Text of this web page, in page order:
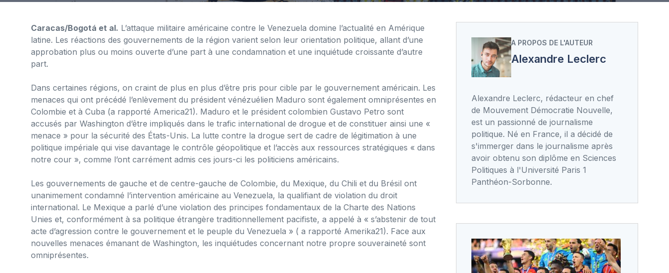
Caracas/Bogotá et al. L’attaque militaire américaine contre le Venezuela domine l’actualité en Amérique
latine. Les réactions des gouvernements de la région varient selon leur orientation politique, allant d’une
approbation plus ou moins ouverte d’une part à une condamnation et une inquiétude croissante d’autre
part.
Dans certaines régions, on craint de plus en plus d’être pris pour cible par le gouvernement américain. Les
menaces qui ont précédé l’enlèvement du président vénézuélien Maduro sont également omniprésentes en
Colombie et à Cuba (a rapporté America21). Maduro et le président colombien Gustavo Petro sont
accusés par Washington d’être impliqués dans le trafic international de drogue et de constituer ainsi une «
menace » pour la sécurité des États-Unis. La lutte contre la drogue sert de cadre de légitimation à une
politique impériale qui vise davantage le contrôle géopolitique et l’accès aux ressources stratégiques « dans
notre cour », comme l’ont carrément admis ces jours-ci les politiciens américains.
Les gouvernements de gauche et de centre-gauche de Colombie, du Mexique, du Chili et du Brésil ont
unanimement condamné l’intervention américaine au Venezuela, la qualifiant de violation du droit
international. Le Mexique a parlé d’une violation des principes fondamentaux de la Charte des Nations
Unies et, conformément à sa politique étrangère traditionnellement pacifiste, a appelé à « s’abstenir de tout
acte d’agression contre le gouvernement et le peuple du Venezuela » ( a rapporté Amerika21). Face aux
nouvelles menaces émanant de Washington, les inquiétudes concernant notre propre souveraineté sont
omniprésentes.
A PROPOS DE L'AUTEUR
Alexandre Leclerc
Alexandre Leclerc, rédacteur en chef
de Mouvement Démocratie Nouvelle,
est un passionné de journalisme
politique. Né en France, il a décidé de
s'immerger dans le journalisme après
avoir obtenu son diplôme en Sciences
Politiques à l'Université Paris 1
Panthéon-Sorbonne.